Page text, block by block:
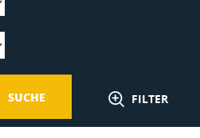
SUCHE FILTER